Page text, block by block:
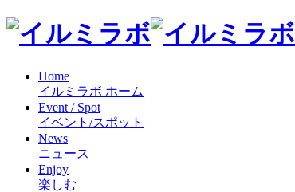
Home
イルミラボ ホーム
Event / Spot
イベント/スポット
News
ニュース
Enjoy
楽しむ